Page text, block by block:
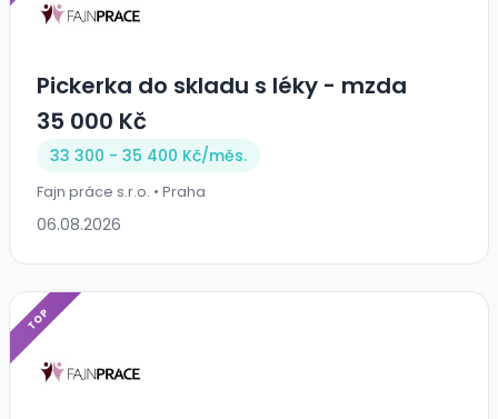
Pickerka do skladu s léky - mzda
35 000 Kč
33 300 - 35 400 Kč/měs.
Fajn práce s.r.o. • Praha
06.08.2026
TOP